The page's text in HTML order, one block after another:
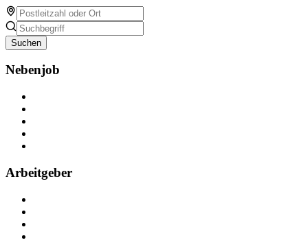
Suchen
Nebenjob
Arbeitgeber